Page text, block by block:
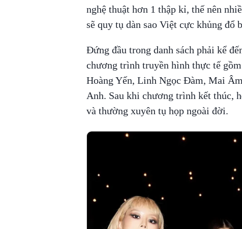
nghệ thuật hơn 1 thập kỉ, thế nên
sẽ quy tụ dàn sao Việt cực khủng đổ
Đứng đầu trong danh sách phải kể
chương trình truyền hình thực tế
Hoàng Yến, Linh Ngọc Đàm, Mai
Anh. Sau khi chương trình kết thúc,
và thường xuyên tụ họp ngoài đời.